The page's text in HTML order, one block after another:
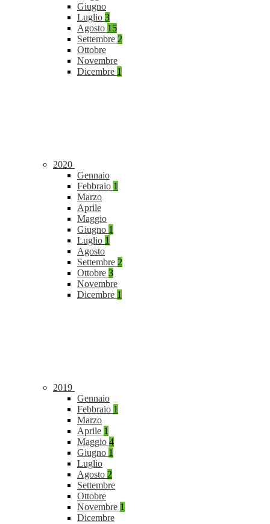
Giugno
Luglio 3
Agosto 15
Settembre 2
Ottobre
Novembre
Dicembre 1
2020
Gennaio
Febbraio 1
Marzo
Aprile
Maggio
Giugno 1
Luglio 1
Agosto
Settembre 2
Ottobre 3
Novembre
Dicembre 1
2019
Gennaio
Febbraio 1
Marzo
Aprile 1
Maggio 4
Giugno 1
Luglio
Agosto 2
Settembre
Ottobre
Novembre 1
Dicembre